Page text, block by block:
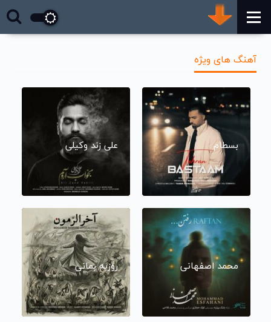
آهنگ های ویژه
بسطام علی زند وکیلی
محمد اصفهانی روزبه بمانی